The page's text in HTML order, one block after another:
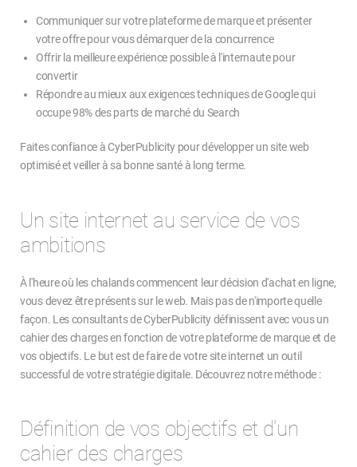
Communiquer sur votre plateforme de marque et présenter
votre offre pour vous démarquer de la concurrence
Offrir la meilleure expérience possible à l'internaute pour
convertir
Répondre au mieux aux exigences techniques de Google qui
occupe 98% des parts de marché du Search
Faites confiance à CyberPublicity pour développer un site web
optimisé et veiller à sa bonne santé à long terme.
Un site internet au service de vos
ambitions
À l'heure où les chalands commencent leur décision d'achat en ligne,
vous devez être présents sur le web. Mais pas de n'importe quelle
façon. Les consultants de CyberPublicity définissent avec vous un
cahier des charges en fonction de votre plateforme de marque et de
vos objectifs. Le but est de faire de votre site internet un outil
successful de votre stratégie digitale. Découvrez notre méthode :
Définition de vos objectifs et d'un
cahier des charges